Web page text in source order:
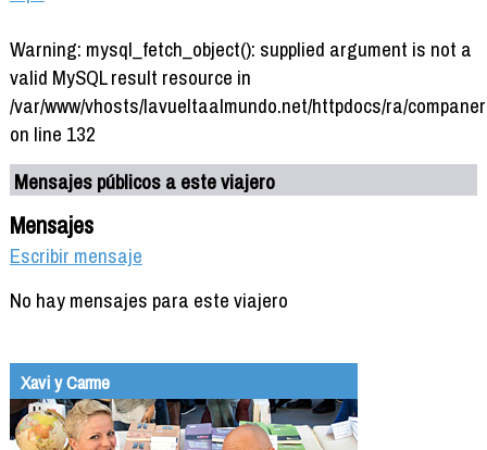
Warning: mysql_fetch_object(): supplied argument is not a
valid MySQL result resource in
/var/www/vhosts/lavueltaalmundo.net/httpdocs/ra/
on line 132
Mensajes públicos a este viajero
Mensajes
Escribir mensaje
No hay mensajes para este viajero
Xavi y Carme